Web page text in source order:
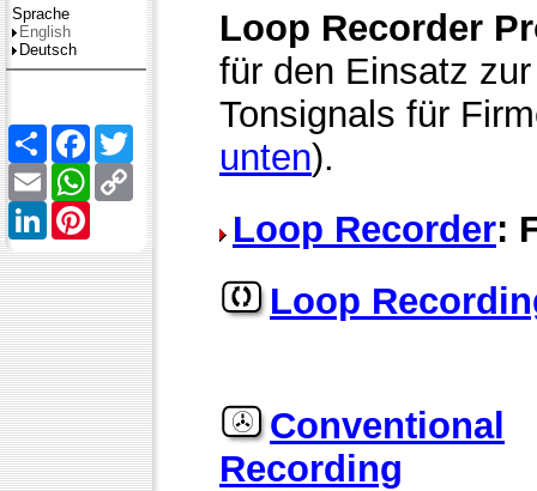
Sprache
English
Deutsch
ShareFacebook
Twitter
EmailWhatsApp
Copy
Link
LinkedInPinterest
Loop Recorder
für den Einsatz
Tonsignals für
unten).
Loop Recorder:
Loop
Conventional
Recording